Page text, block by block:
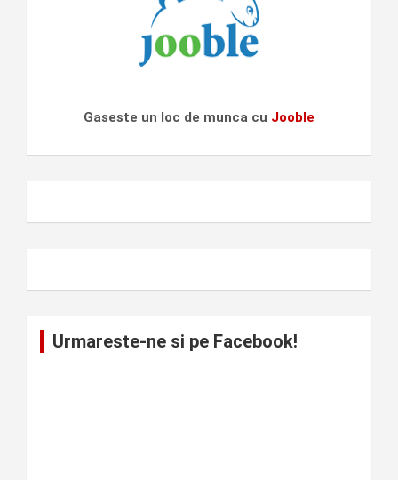
Gaseste un loc de munca cu Jooble
Urmareste-ne si pe Facebook!